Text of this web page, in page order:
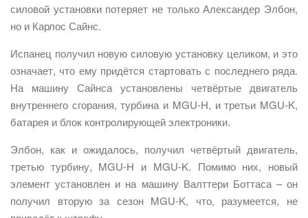
силовой установки потеряет не только Александер Элбон,
но и Карлос Сайнс.
Испанец получил новую силовую установку целиком, и это
означает, что ему придётся стартовать с последнего ряда.
На машину Сайнса установлены четвёртые двигатель
внутреннего сгорания, турбина и MGU-H, и третьи MGU-K,
батарея и блок контролирующей электроники.
Элбон, как и ожидалось, получил четвёртый двигатель,
третью турбину, MGU-H и MGU-K. Помимо них, новый
элемент установлен и на машину Валттери Боттаса – он
получил вторую за сезон MGU-K, что, разумеется, не